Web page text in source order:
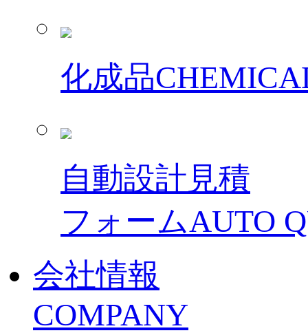
化成品
自動設計見積
フォームAUTO
会社情報
COMPANY